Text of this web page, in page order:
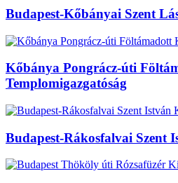
Budapest-Kőbányai Szent
Kőbánya Pongrácz-úti
Templomigazgatóság
Budapest-Rákosfalvai Szent